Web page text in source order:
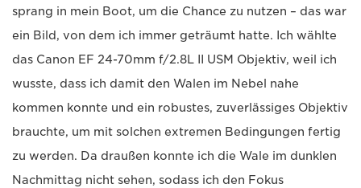
sprang in mein Boot, um die Chance zu nutzen – das war
ein Bild, von dem ich immer geträumt hatte. Ich wählte
das Canon EF 24-70mm f/2.8L II USM Objektiv, weil ich
wusste, dass ich damit den Walen im Nebel nahe
kommen konnte und ein robustes, zuverlässiges Objektiv
brauchte, um mit solchen extremen Bedingungen fertig
zu werden. Da draußen konnte ich die Wale im dunklen
Nachmittag nicht sehen, sodass ich den Fokus